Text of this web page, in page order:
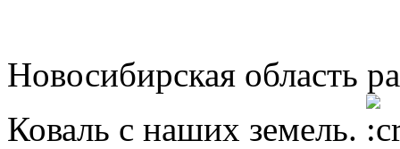
Новосибирская область
Коваль с наших земель.